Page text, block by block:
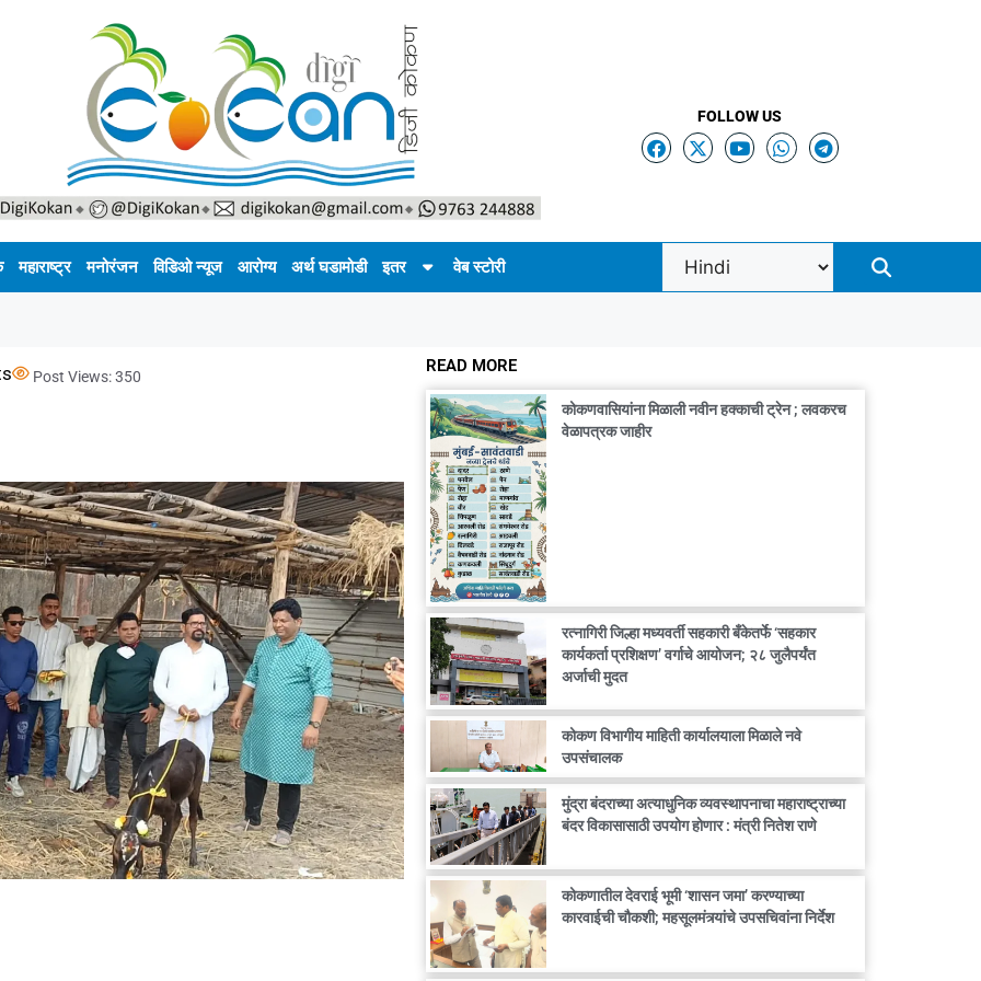
FOLLOW US
महाराष्ट्र मनोरंजन विडिओ न्यूज आरोग्य अर्थ घडामोडी इतर वेब स्टोरी
Post Views:350
READ MORE
कोकणवासियांना मिळाली नवीन हक्काची ट्रेन ; लवकरच
वेळापत्रक जाहीर
रत्नागिरी जिल्हा मध्यवर्ती सहकारी बँकेतर्फे ‘सहकार
कार्यकर्ता प्रशिक्षण’ वर्गाचे आयोजन; २८ जुलैपर्यंत
अर्जाची मुदत
कोकण विभागीय माहिती कार्यालयाला मिळाले नवे
उपसंचालक
मुंद्रा बंदराच्या अत्याधुनिक व्यवस्थापनाचा महाराष्ट्राच्या
बंदर विकासासाठी उपयोग होणार : मंत्री नितेश राणे
कोकणातील देवराई भूमी ‘शासन जमा’ करण्याच्या
कारवाईची चौकशी; महसूलमंत्र्यांचे उपसचिवांना निर्देश